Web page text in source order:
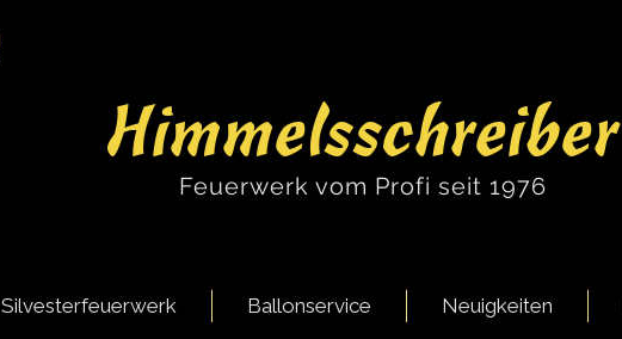
Himmelsschreiber
Feuerwerk vom Profi seit 1976
Silvesterfeuerwerk Ballonservice Neuigkeiten